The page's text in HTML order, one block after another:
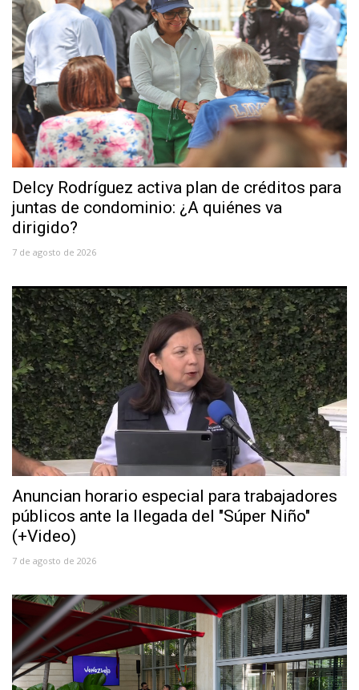
Delcy Rodríguez activa plan de créditos para
juntas de condominio: ¿A quiénes va
dirigido?
7 de agosto de 2026
Anuncian horario especial para trabajadores
públicos ante la llegada del "Súper Niño"
(+Video)
7 de agosto de 2026